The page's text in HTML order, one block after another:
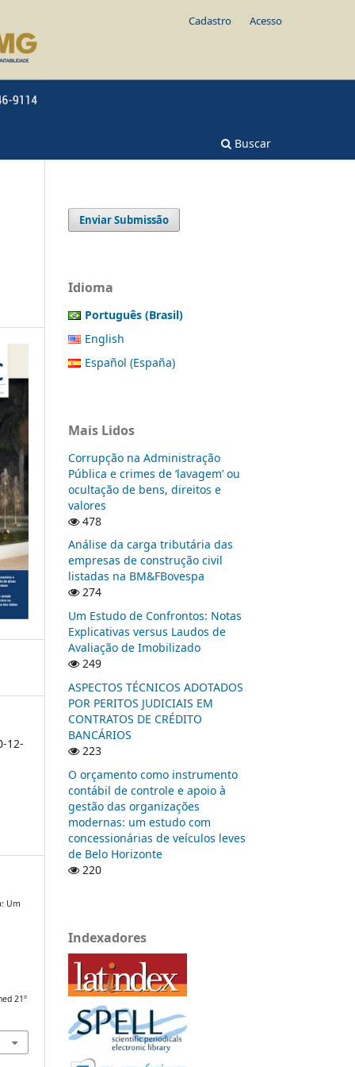
Buscar
Cadastro Acesso
12-
Um
21º
Enviar Submissão
Idioma
Português (Brasil)
English
Español (España)
Mais Lidos
Corrupção na Administração
Pública e crimes de ‘lavagem’ ou
ocultação de bens, direitos e
valores
478
Análise da carga tributária das
empresas de construção civil
listadas na BM&FBovespa
274
Um Estudo de Confrontos: Notas
Explicativas versus Laudos de
Avaliação de Imobilizado
249
ASPECTOS TÉCNICOS ADOTADOS
POR PERITOS JUDICIAIS EM
CONTRATOS DE CRÉDITO
BANCÁRIOS
223
O orçamento como instrumento
contábil de controle e apoio à
gestão das organizações
modernas: um estudo com
concessionárias de veículos leves
de Belo Horizonte
220
Indexadores